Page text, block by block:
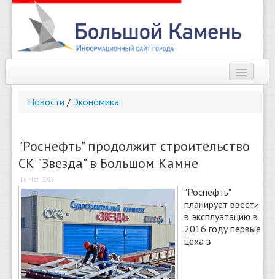
Новости
Справочник
Погода
О сайте
Новости / Экономика
"Роснефть" продолжит строительство
СК "Звезда" в Большом Камне
16 Мая 2016
"Роснефть"
планирует ввести
в эксплуатацию в
2016 году первые
цеха в